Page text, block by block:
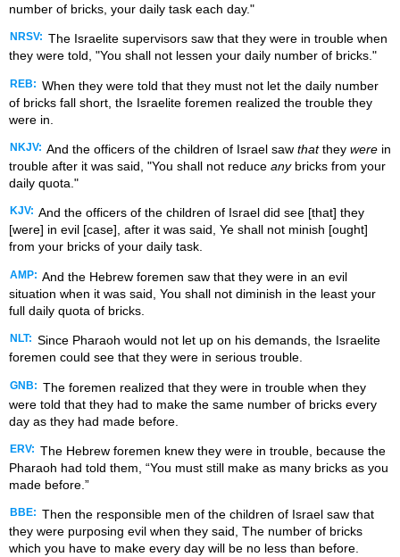
number of bricks, your daily task each day."
NRSV: The Israelite supervisors saw that they were in trouble when
they were told, "You shall not lessen your daily number of bricks."
REB: When they were told that they must not let the daily number
of bricks fall short, the Israelite foremen realized the trouble they
were in.
NKJV: And the officers of the children of Israel saw thatthey were in
trouble after it was said, "You shall not reduce anybricks from your
daily quota."
KJV: And the officers of the children of Israel did see [that] they
[were] in evil [case], after it was said, Ye shall not minish [ought]
from your bricks of your daily task.
AMP: And the Hebrew foremen saw that they were in an evil
situation when it was said, You shall not diminish in the least your
full daily quota of bricks.
NLT: Since Pharaoh would not let up on his demands, the Israelite
foremen could see that they were in serious trouble.
GNB: The foremen realized that they were in trouble when they
were told that they had to make the same number of bricks every
day as they had made before.
ERV: The Hebrew foremen knew they were in trouble, because the
Pharaoh had told them, “You must still make as many bricks as you
made before.”
BBE: Then the responsible men of the children of Israel saw that
they were purposing evil when they said, The number of bricks
which you have to make every day will be no less than before.